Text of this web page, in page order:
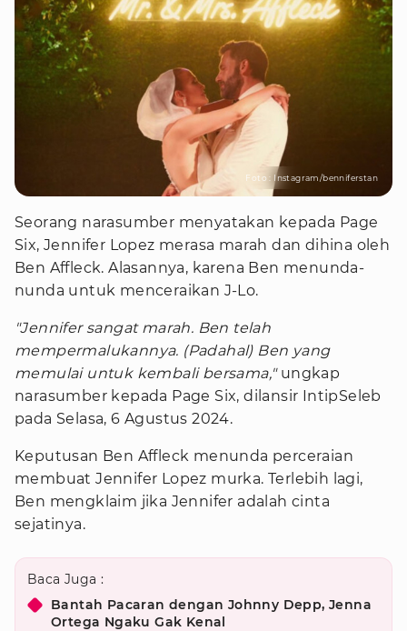
Foto : Instagram/benniferstan
Seorang narasumber menyatakan kepada Page
Six, Jennifer Lopez merasa marah dan dihina oleh
Ben Affleck. Alasannya, karena Ben menunda-
nunda untuk menceraikan J-Lo.
"Jennifer sangat marah. Ben telah
mempermalukannya. (Padahal) Ben yang
memulai untuk kembali bersama,"ungkap
narasumber kepada Page Six, dilansir IntipSeleb
pada Selasa, 6 Agustus 2024.
Keputusan Ben Affleck menunda perceraian
membuat Jennifer Lopez murka. Terlebih lagi,
Ben mengklaim jika Jennifer adalah cinta
sejatinya.
Baca Juga :
Bantah Pacaran dengan Johnny Depp, Jenna
Ortega Ngaku Gak Kenal